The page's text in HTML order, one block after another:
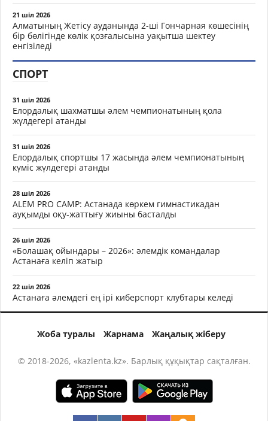
21 шіл 2026
Алматының Жетісу ауданында 2-ші Гончарная көшесінің
бір бөлігінде көлік қозғалысына уақытша шектеу
енгізіледі
СПОРТ
31 шіл 2026
Елордалық шахматшы әлем чемпионатының қола
жүлдегері атанды
31 шіл 2026
Елордалық спортшы 17 жасында әлем чемпионатының
күміс жүлдегері атанды
28 шіл 2026
ALEM PRO CAMP: Астанада көркем гимнастикадан
ауқымды оқу-жаттығу жиыны басталды
26 шіл 2026
«Болашақ ойындары – 2026»: әлемдік командалар
Астанаға келіп жатыр
22 шіл 2026
Астанаға әлемдегі ең ірі киберспорт клубтары келеді
Жоба туралы Жарнама Жаңалық жіберу
© 2018-2026, «kazlenta.kz». Барлық құқықтар сақталған.